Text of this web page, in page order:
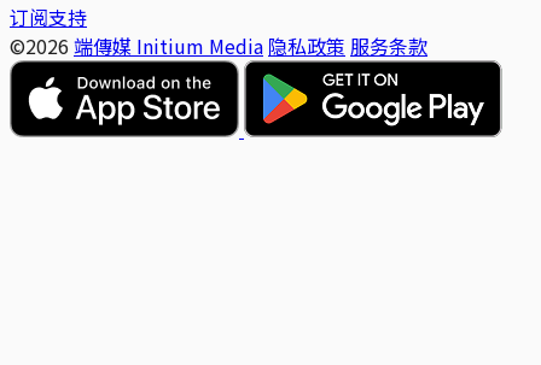
订阅支持
©2026 端傳媒 Initium Media 隐私政策 服务条款